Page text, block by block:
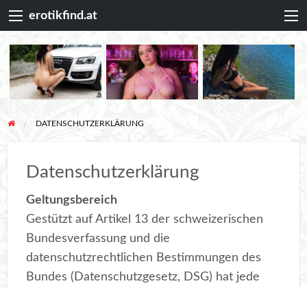
erotikfind.at
DATENSCHUTZERKLÄRUNG
Datenschutzerklärung
Geltungsbereich
Gestützt auf Artikel 13 der schweizerischen
Bundesverfassung und die
datenschutzrechtlichen Bestimmungen des
Bundes (Datenschutzgesetz, DSG) hat jede